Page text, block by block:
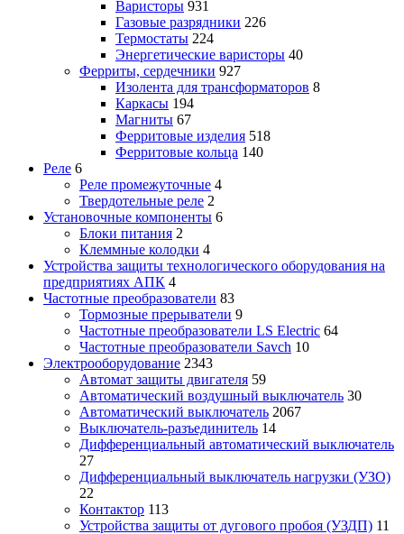
Варисторы 931
Газовые разрядники 226
Термостаты 224
Энергетические варисторы 40
Ферриты, сердечники 927
Изолента для трансформаторов 8
Каркасы 194
Магниты 67
Ферритовые изделия 518
Ферритовые кольца 140
Реле 6
Реле промежуточные 4
Твердотельные реле 2
Установочные компоненты 6
Блоки питания 2
Клеммные колодки 4
Устройства защиты технологического оборудования на
предприятиях АПК 4
Частотные преобразователи 83
Тормозные прерыватели 9
Частотные преобразователи LS Electric 64
Частотные преобразователи Savch 10
Электрооборудование 2343
Автомат защиты двигателя 59
Автоматический воздушный выключатель 30
Автоматический выключатель 2067
Выключатель-разъединитель 14
Дифференциальный автоматический выключатель
27
Дифференциальный выключатель нагрузки (УЗО)
22
Контактор 113
Устройства защиты от дугового пробоя (УЗДП) 11